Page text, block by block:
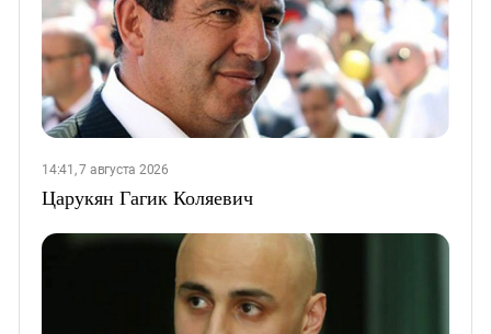
14:41, 7 августа 2026
Царукян Гагик Коляевич